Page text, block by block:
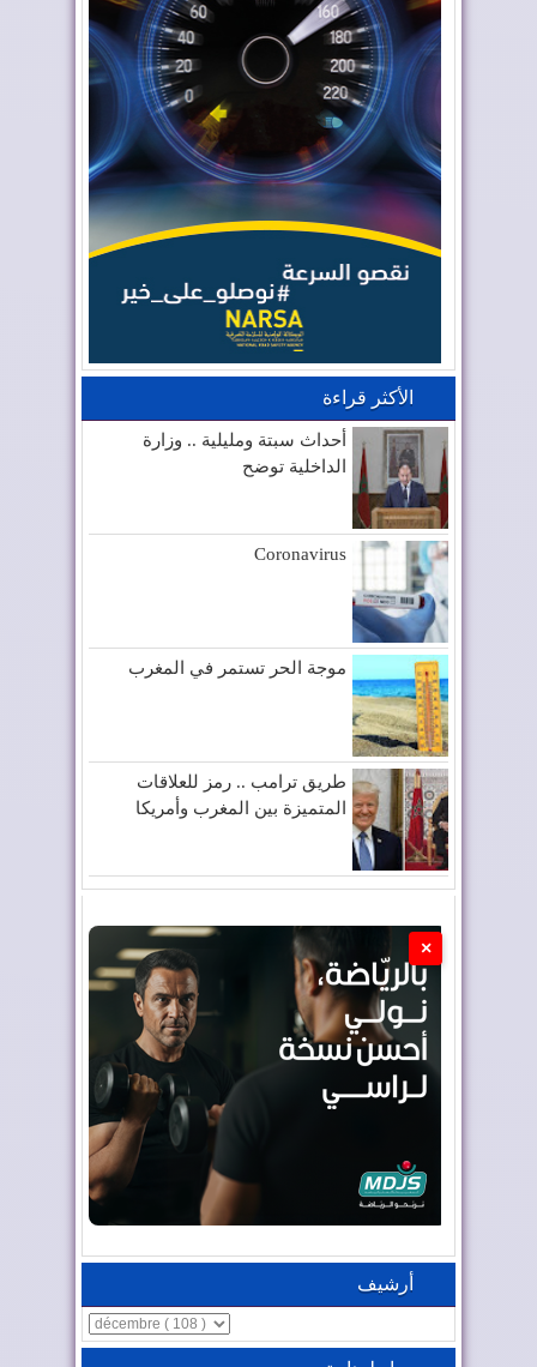
الأكثر قراءة
أحداث سبتة ومليلية .. وزارة
الداخلية توضح
Coronavirus
موجة الحر تستمر في المغرب
طريق ترامب .. رمز للعلاقات
المتميزة بين المغرب وأمريكا
×
أرشيف